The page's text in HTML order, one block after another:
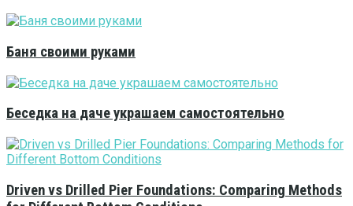
Баня своими руками
Беседка на даче украшаем самостоятельно
Driven vs Drilled Pier Foundations: Comparing Methods